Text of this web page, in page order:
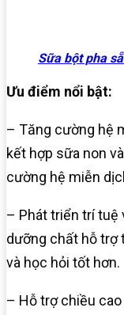
Sữa bột pha
Ưu điểm nổi bật:
– Tăng cường hệ
kết hợp sữa non
cường hệ miễn
– Phát triển trí tuệ
dưỡng chất hỗ trợ
và học hỏi tốt hơn.
– Hỗ trợ chiều